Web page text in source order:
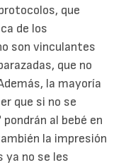
que
de los
son vinculantes
que no
la mayoría
que si no se
al bebé en
la impresión
ya no se les